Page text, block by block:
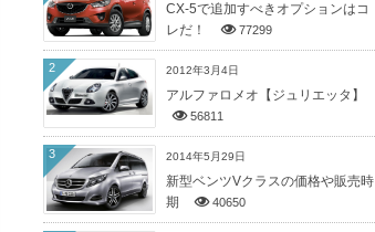
CX-5で追加すべきオプションはコ
レだ！
77299
2012年3月4日
アルファロメオ【ジュリエッタ】
56811
2
2014年5月29日
新型ベンツVクラスの価格や販売時
期
40650
3